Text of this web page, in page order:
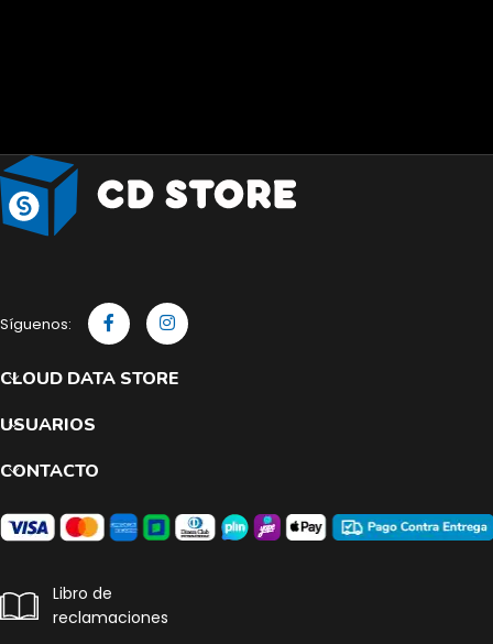
Síguenos:
CLOUD DATA STORE
USUARIOS
CONTACTO
Libro de
reclamaciones